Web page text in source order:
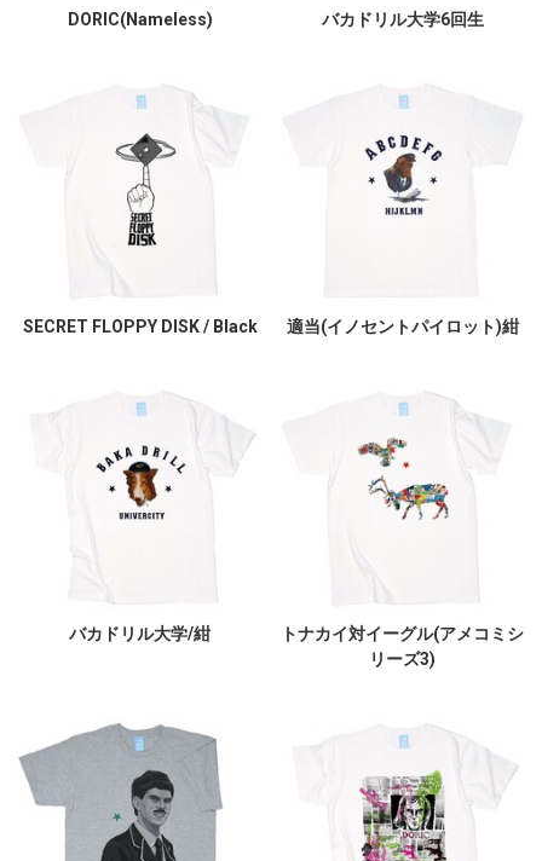
DORIC(Nameless) バカドリル大学6回生
SECRET FLOPPY DISK / Black 適当(イノセントパイロット)紺
バカドリル大学/紺
トナカイ対イーグル(アメコミシ
リーズ3)